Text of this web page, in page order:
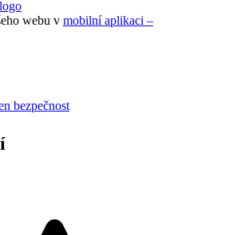
webu v mobilní aplikaci –